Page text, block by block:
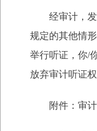
经审计，
规定的其他情
举行听证，你/
放弃审计听证权
附件：审